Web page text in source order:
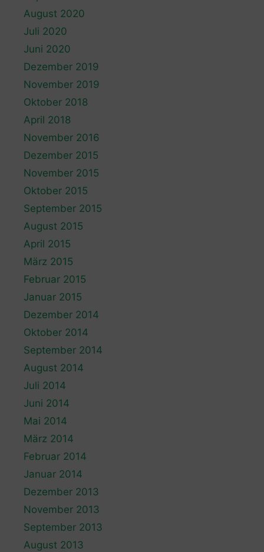
August 2020
Juli 2020
Juni 2020
Dezember 2019
November 2019
Oktober 2018
April 2018
November 2016
Dezember 2015
November 2015
Oktober 2015
September 2015
August 2015
April 2015
März 2015
Februar 2015
Januar 2015
Dezember 2014
Oktober 2014
September 2014
August 2014
Juli 2014
Juni 2014
Mai 2014
März 2014
Februar 2014
Januar 2014
Dezember 2013
November 2013
September 2013
August 2013